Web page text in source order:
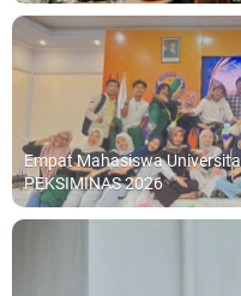
Empat Mahasiswa
PEKSIMINAS 2026